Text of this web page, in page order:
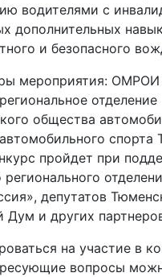
водителями с
дополнительных
и безопасного
мероприятия: ОМРОИ
отделение
общества
спорта
пройдет при
депутатов
Дум и других
на участие в
вопросы